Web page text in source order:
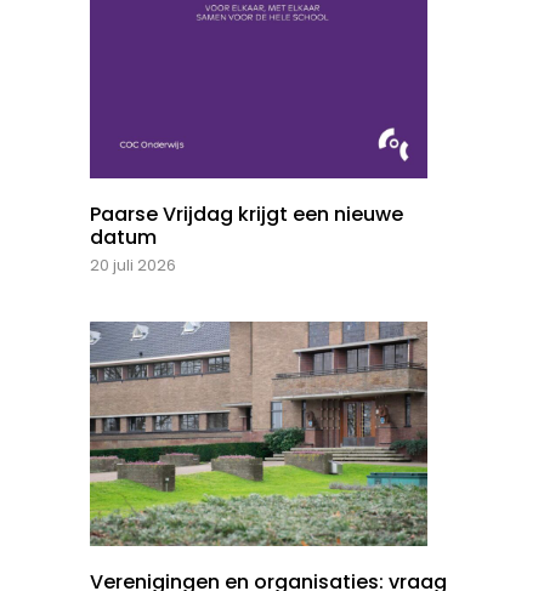
Paarse Vrijdag krijgt een nieuwe
datum
20 juli 2026
Verenigingen en organisaties: vraag